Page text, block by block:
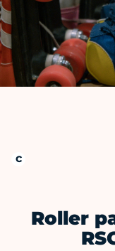
Roller